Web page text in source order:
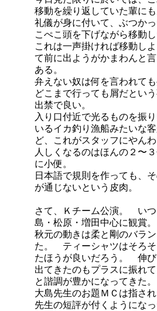
移動を繰り返していた輩に
礼儀が身に付いて、ぶつか
こぺこ頭を下げながら移動し
これは一声掛ければ移動し
て前に出ようがかまわんと
ある。
弁えない奴は何を言われて
どこまで行っても屑だという
出禁で良い。
入り口付近で光るものを振
いるイカ釣り漁船みたいな
ど、これがスタッフにやん
人しくなるのはほんの２〜
に小便。
日本語で規則を作っても、
が通じないという皮肉。
さて、Ｋチーム公演。 い
島・松原・増田中心に観賞。
秋元の動きは柔と剛のバラ
た。 ティーシャツはそろそ
たほうが良いだろう。 伸
出てきたのもプラスに振れ
と諧調が豊かになってきた
大島先生のお題ＭＣは指さ
先生の短評が付くようにな